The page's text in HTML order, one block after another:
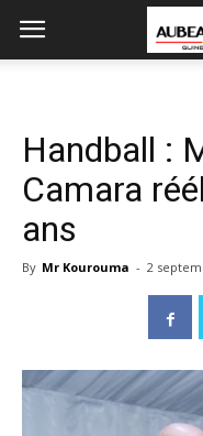
Handball :
Camara
ans
By Mr Kourouma - 2